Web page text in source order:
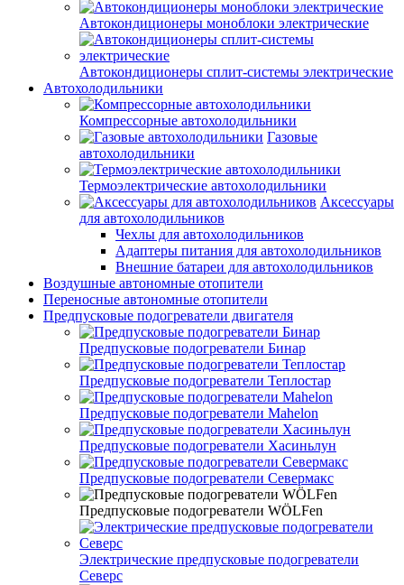
Автокондиционеры моноблоки электрические
Автокондиционеры сплит-системы электрические
Автохолодильники
Компрессорные автохолодильники
Газовые
автохолодильники
Термоэлектрические автохолодильники
Аксессуары
для автохолодильников
Чехлы для автохолодильников
Адаптеры питания для автохолодильников
Внешние батареи для автохолодильников
Воздушные автономные отопители
Переносные автономные отопители
Предпусковые подогреватели двигателя
Предпусковые подогреватели Бинар
Предпусковые подогреватели Теплостар
Предпусковые подогреватели Mahelon
Предпусковые подогреватели Хасиньлун
Предпусковые подогреватели Севермакс
Предпусковые подогреватели WÖLFen
Электрические предпусковые подогреватели
Северс